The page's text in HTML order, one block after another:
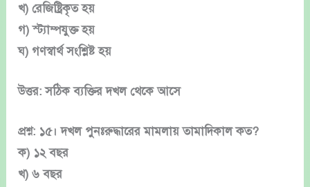
খ) রেজিষ্ট্রিকৃত হয়
গ) স্ট্যাম্পযুক্ত হয়
ঘ) গণস্বার্থ সংশ্লিষ্ট হয়
উত্তর: সঠিক ব্যক্তির দখল থেকে আসে
প্রশ্ন: ১৫। দখল পুনঃরুদ্ধারের মামলায় তামাদিকাল কত?
ক) ১২ বছর
খ) ৬ বছর